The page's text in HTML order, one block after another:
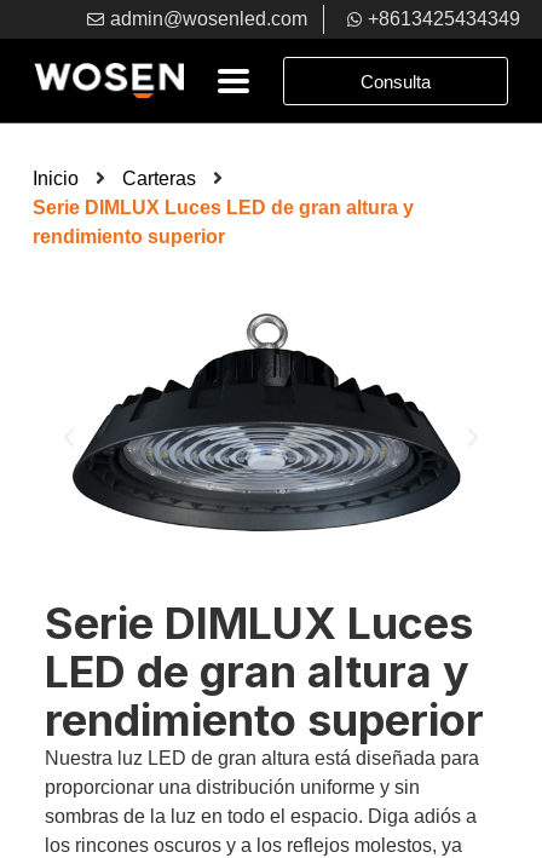
admin@wosenled.com +8613425434349
Consulta
Inicio
Carteras
Serie DIMLUX Luces LED de gran altura y
rendimiento superior
Serie DIMLUX Luces
LED de gran altura y
rendimiento superior
Nuestra luz LED de gran altura está diseñada para
proporcionar una distribución uniforme y sin
sombras de la luz en todo el espacio. Diga adiós a
los rincones oscuros y a los reflejos molestos, ya